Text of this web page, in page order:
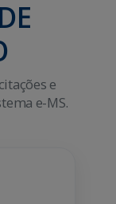
e
e-MS.